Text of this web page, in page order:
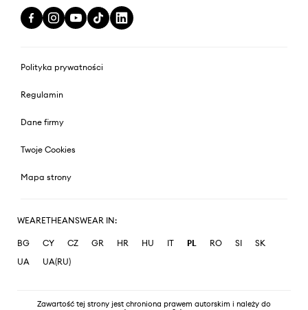
Polityka prywatności
Regulamin
Dane firmy
Twoje Cookies
Mapa strony
WEARETHEANSWEAR IN:
BG CY CZ GR HR HU IT PL RO SI
SK
UA
UA(RU)
Zawartość tej strony jest chroniona prawem autorskim i należy do